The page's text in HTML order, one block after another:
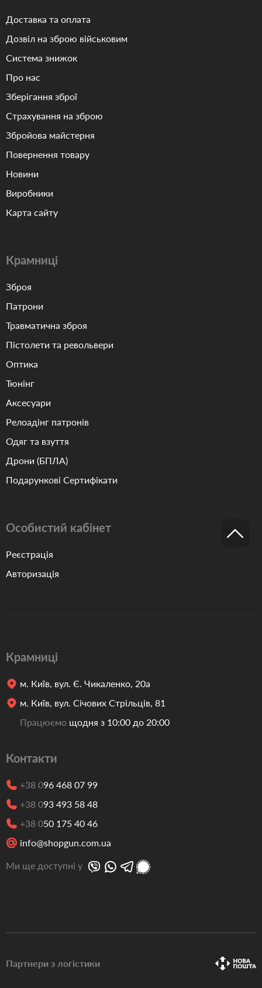
Доставка та оплата
Дозвіл на зброю військовим
Система знижок
Про нас
Зберігання зброї
Страхування на зброю
Збройова майстерня
Повернення товару
Новини
Виробники
Карта сайту
Крамниці
Зброя
Патрони
Травматична зброя
Пістолети та револьвери
Оптика
Тюнінг
Аксесуари
Релоадінг патронів
Одяг та взуття
Дрони (БПЛА)
Подарункові Сертифікати
Особистий кабінет
Реєстрація
Авторизація
Крамниці
м. Київ, вул. Є. Чикаленко, 20а
м. Київ, вул. Січових Стрільців, 81
Працюємо щодня з 10:00 до 20:00
Контакти
+38 096 468 07 99
+38 093 493 58 48
+38 050 175 40 46
info@shopgun.com.ua
Ми ще доступні у
Партнери з логістики